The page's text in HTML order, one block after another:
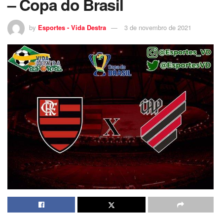
– Copa do Brasil
by Esportes - Vida Destra 3 de novembro de 2021